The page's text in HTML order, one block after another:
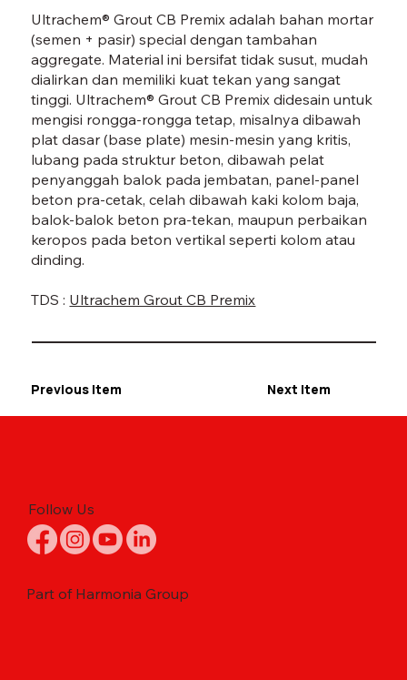
GROUT CB PREMIX-01.jpg
Ultrachem® Grout CB Premix adalah bahan mortar
(semen + pasir) special dengan tambahan
aggregate. Material ini bersifat tidak susut, mudah
dialirkan dan memiliki kuat tekan yang sangat
tinggi. Ultrachem® Grout CB Premix didesain untuk
mengisi rongga-rongga tetap, misalnya dibawah
plat dasar (base plate) mesin-mesin yang kritis,
lubang pada struktur beton, dibawah pelat
penyanggah balok pada jembatan, panel-panel
beton pra-cetak, celah dibawah kaki kolom baja,
balok-balok beton pra-tekan, maupun perbaikan
keropos pada beton vertikal seperti kolom atau
dinding.
TDS : Ultrachem Grout CB Premix
Previous Item Next Item
Follow Us
Part of Harmonia Group